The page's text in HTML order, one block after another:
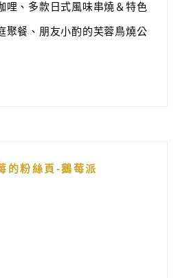
哩、多款日式風味串燒＆特色
聚餐、朋友小酌的芙蓉鳥燒公
的粉絲頁-鵝莓派